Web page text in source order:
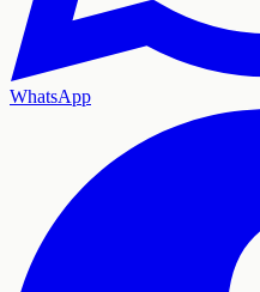
WhatsApp